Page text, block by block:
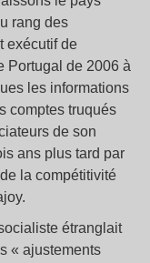
rang des
exécutif de
Portugal de 2006 à
les informations
comptes truqués
de son
ans plus tard par
la compétitivité
étranglait
« ajustements